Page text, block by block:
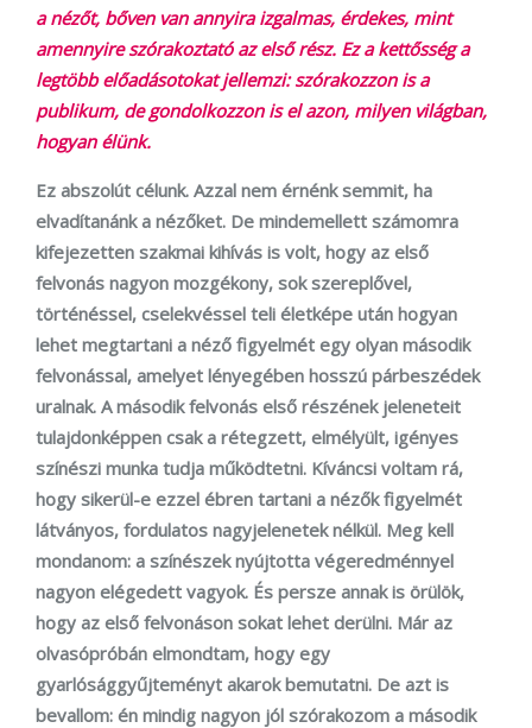
a nézőt, bőven van annyira izgalmas, érdekes, mint
amennyire szórakoztató az első rész. Ez a kettősség a
legtöbb előadásotokat jellemzi: szórakozzon is a
publikum, de gondolkozzon is el azon, milyen világban,
hogyan élünk.
Ez abszolút célunk. Azzal nem érnénk semmit, ha
elvadítanánk a nézőket. De mindemellett számomra
kifejezetten szakmai kihívás is volt, hogy az első
felvonás nagyon mozgékony, sok szereplővel,
történéssel, cselekvéssel teli életképe után hogyan
lehet megtartani a néző figyelmét egy olyan második
felvonással, amelyet lényegében hosszú párbeszédek
uralnak. A második felvonás első részének jeleneteit
tulajdonképpen csak a rétegzett, elmélyült, igényes
színészi munka tudja működtetni. Kíváncsi voltam rá,
hogy sikerül-e ezzel ébren tartani a nézők figyelmét
látványos, fordulatos nagyjelenetek nélkül. Meg kell
mondanom: a színészek nyújtotta végeredménnyel
nagyon elégedett vagyok. És persze annak is örülök,
hogy az első felvonáson sokat lehet derülni. Már az
olvasópróbán elmondtam, hogy egy
gyarlósággyűjteményt akarok bemutatni. De azt is
bevallom: én mindig nagyon jól szórakozom a második